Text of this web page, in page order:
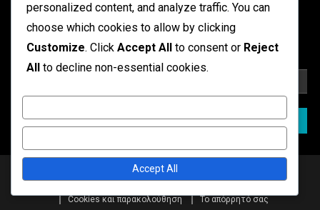
Cookies και παρακολούθηση
Το απόρρητό σας
Search
Theme: News Portal by
Cookies και παρακολούθηση
Το απόρρητό σας
personalized content, and analyze traffic. You can
choose which cookies to allow by clicking
Customize. Click Accept All to consent or Reject
All to decline non-essential cookies.
Accept All